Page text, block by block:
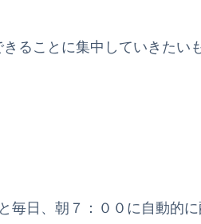
ることに集中していきたい
日、朝７：００に自動的に